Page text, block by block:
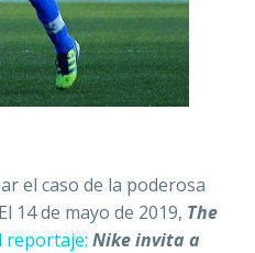
el caso de la poderosa
El 14 de mayo de 2019, The
reportaje: Nike invita a